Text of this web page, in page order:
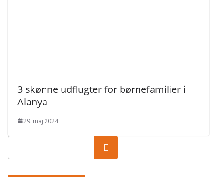
3 skønne udflugter for børnefamilier i
Alanya
29. maj 2024